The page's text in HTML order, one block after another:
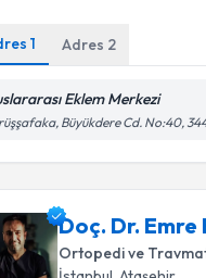
1 Adres 2
Eklem Merkezi
Büyükdere Cd. No:40,
Doç. Dr. Emre
Ortopedi ve